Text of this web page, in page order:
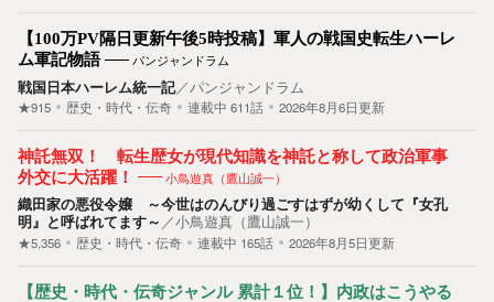
【100万PV隔日更新午後5時投稿】軍人の戦国史転生ハーレ
ム軍記物語
パンジャンドラム
戦国日本ハーレム統一記／パンジャンドラム
★915 歴史・時代・伝奇 連載中 611話 2026年8月6日更新
神託無双！ 転生歴女が現代知識を神託と称して政治軍事
外交に大活躍！
小鳥遊真（鷹山誠一）
織田家の悪役令嬢 ～今世はのんびり過ごすはずが幼くして『女孔
明』と呼ばれてます～ ／小鳥遊真（鷹山誠一）
★5,356 歴史・時代・伝奇 連載中 165話 2026年8月5日更新
【歴史・時代・伝奇ジャンル 累計１位！】内政はこうやる